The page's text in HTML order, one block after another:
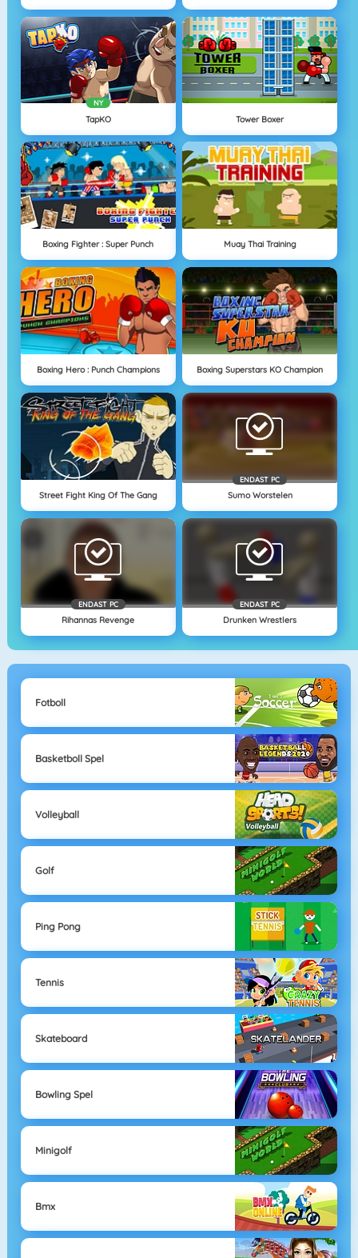
NY
TapKO Tower Boxer
Boxing Fighter : Super Punch Muay Thai Training
Boxing Hero : Punch Champions Boxing Superstars KO Champion
Street Fight King Of The Gang
ENDAST PC
Sumo Worstelen
ENDAST PC
Rihannas Revenge
ENDAST PC
Drunken Wrestlers
Fotboll
Basketboll Spel
Volleyball
Golf
Ping Pong
Tennis
Skateboard
Bowling Spel
Minigolf
Bmx